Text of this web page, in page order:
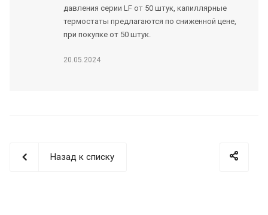
давления серии LF от 50 штук, капиллярные
термостаты предлагаются по сниженной цене,
при покупке от 50 штук.
20.05.2024
Назад к списку